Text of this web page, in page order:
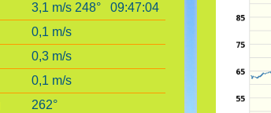
3,1 m/s 248°
09:47:04
0,1 m/s
0,3 m/s
0,1 m/s
262°